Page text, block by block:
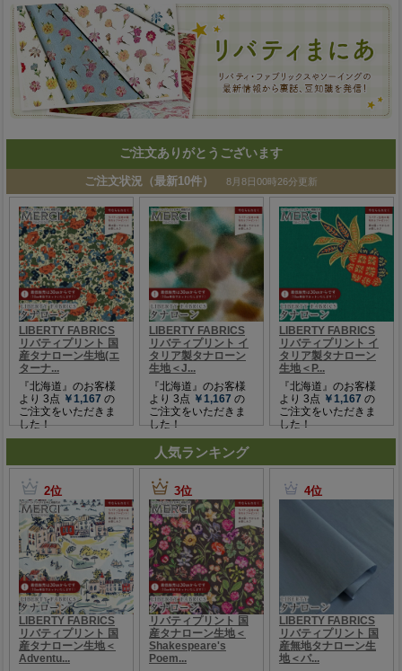
ご注文ありがとうございます
人気ランキング